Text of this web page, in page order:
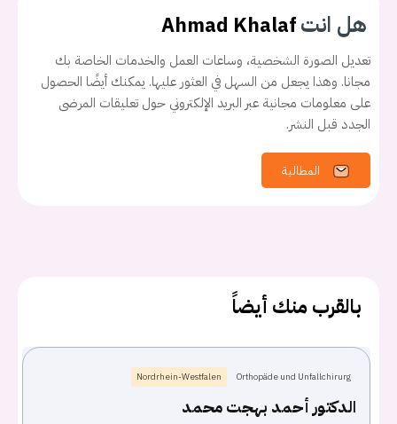
يجب عليك تسجيل الدخول حتى يمكنك طرح سؤال.
هل انتAhmad Khalaf
تعديل الصورة الشخصية، وساعات العمل والخدمات الخاصة بك
مجانا. وهذا يجعل من السهل في العثور عليها. يمكنك أيضًا الحصول
على معلومات مجانية عبر البريد الإلكتروني حول تعليقات المرضى
الجدد قبل النشر.
المطالبة
بالقرب منك أيضاً
Orthopäde und Unfallchirurg
Nordrhein-Westfalen
الدكتور أحمد بهجت محمد